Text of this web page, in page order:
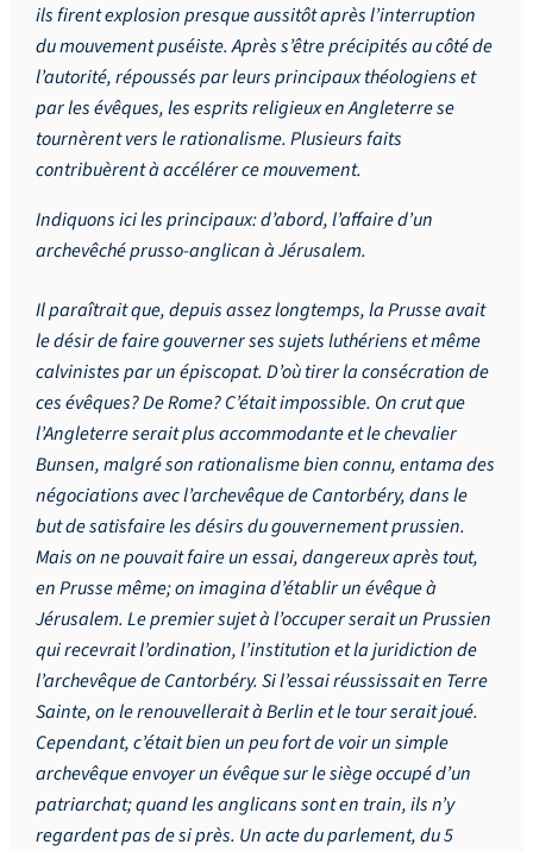
ils firent explosion presque aussitôt après l’interruption
du mouvement puséiste. Après s’être précipités au côté de
l’autorité, répoussés par leurs principaux théologiens et
par les évêques, les esprits religieux en Angleterre se
tournèrent vers le rationalisme. Plusieurs faits
contribuèrent à accélérer ce mouvement.
Indiquons ici les principaux: d’abord, l’affaire d’un
archevêché prusso-anglican à Jérusalem.
Il paraîtrait que, depuis assez longtemps, la Prusse avait
le désir de faire gouverner ses sujets luthériens et même
calvinistes par un épiscopat. D’où tirer la consécration de
ces évêques? De Rome? C’était impossible. On crut que
l’Angleterre serait plus accommodante et le chevalier
Bunsen, malgré son rationalisme bien connu, entama des
négociations avec l’archevêque de Cantorbéry, dans le
but de satisfaire les désirs du gouvernement prussien.
Mais on ne pouvait faire un essai, dangereux après tout,
en Prusse même; on imagina d’établir un évêque à
Jérusalem. Le premier sujet à l’occuper serait un Prussien
qui recevrait l’ordination, l’institution et la juridiction de
l’archevêque de Cantorbéry. Si l’essai réussissait en Terre
Sainte, on le renouvellerait à Berlin et le tour serait joué.
Cependant, c’était bien un peu fort de voir un simple
archevêque envoyer un évêque sur le siège occupé d’un
patriarchat; quand les anglicans sont en train, ils n’y
regardent pas de si près. Un acte du parlement, du 5